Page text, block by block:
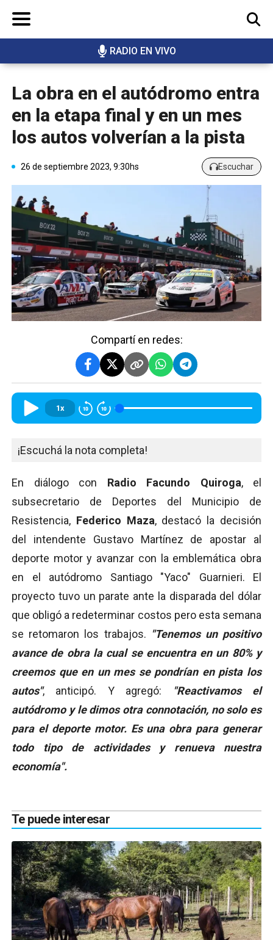
RADIO EN VIVO
BUSCAR
La obra en el autódromo entra
en la etapa final y en un mes
los autos volverían a la pista
26 de septiembre 2023, 9:30hs Escuchar
Compartí en redes:
1x
¡Escuchá la nota completa!
En diálogo con Radio Facundo Quiroga, el
subsecretario de Deportes del Municipio de
Resistencia, Federico Maza, destacó la decisión
del intendente Gustavo Martínez de apostar al
deporte motor y avanzar con la emblemática obra
en el autódromo Santiago "Yaco" Guarnieri. El
proyecto tuvo un parate ante la disparada del dólar
que obligó a redeterminar costos pero esta semana
se retomaron los trabajos. "Tenemos un positivo
avance de obra la cual se encuentra en un 80% y
creemos que en un mes se pondrían en pista los
autos", anticipó. Y agregó:
"Reactivamos el
autódromo y le dimos otra connotación, no solo es
para el deporte motor. Es una obra para generar
todo tipo de actividades y renueva nuestra
economía".
Te puede interesar